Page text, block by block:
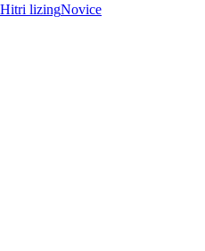
lizingNovice